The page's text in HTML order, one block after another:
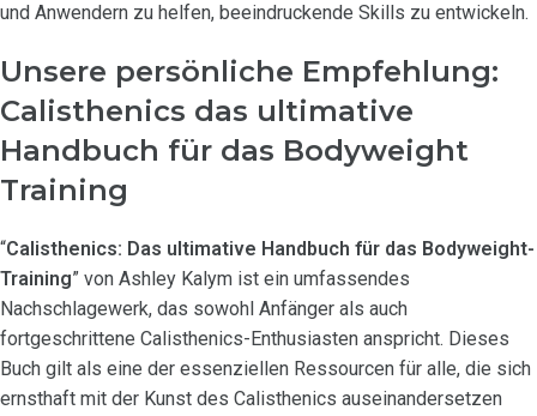
und Anwendern zu helfen, beeindruckende Skills zu entwickeln.
Unsere persönliche Empfehlung:
Calisthenics das ultimative
Handbuch für das Bodyweight
Training
“Calisthenics: Das ultimative Handbuch für das Bodyweight-
Training” von Ashley Kalym ist ein umfassendes
Nachschlagewerk, das sowohl Anfänger als auch
fortgeschrittene Calisthenics-Enthusiasten anspricht. Dieses
Buch gilt als eine der essenziellen Ressourcen für alle, die sich
ernsthaft mit der Kunst des Calisthenics auseinandersetzen